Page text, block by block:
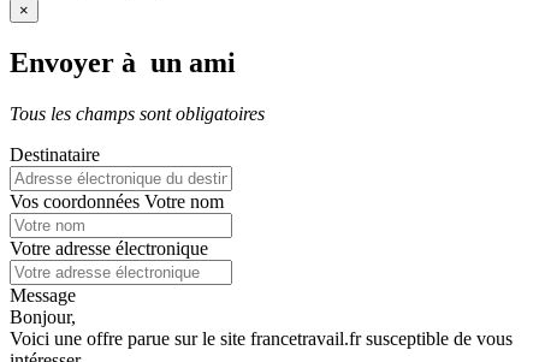
×
Envoyer à un ami
Tous les champs sont obligatoires
Destinataire
Vos coordonnées Votre nom
Votre adresse électronique
Message
Bonjour,
Voici une offre parue sur le site francetravail.fr susceptible de vous